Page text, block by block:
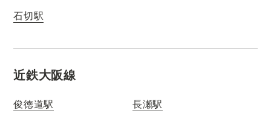
石切駅
近鉄大阪線
俊徳道駅
長瀬駅